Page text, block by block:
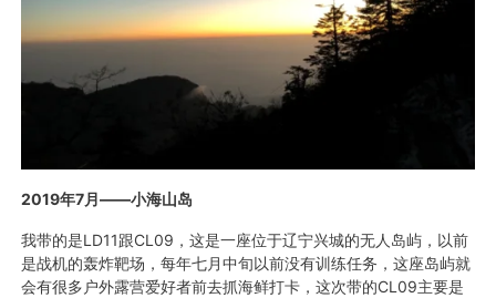
2019年7月——小海山岛
我带的是LD11跟CL09，这是一座位于辽宁兴城的无人岛屿，以前
是战机的轰炸靶场，每年七月中旬以前没有训练任务，这座岛屿就
会有很多户外露营爱好者前去抓海鲜打卡，这次带的CL09主要是